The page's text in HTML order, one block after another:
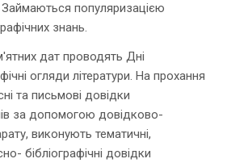
популяризацією
знань.
дат проводять Дні
огляди літератури. На прохання
та письмові довідки
за допомогою довідково-
виконують тематичні,
бібліографічні довідки